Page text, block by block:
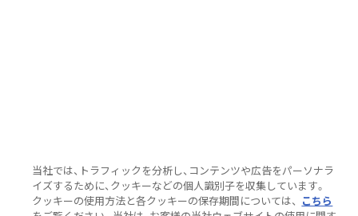
当社では、トラフィックを分析し、コンテンツや広告をパーソナラ
イズするために、クッキーなどの個人識別子を収集しています。
クッキーの使用方法と各クッキーの保存期間については、
こちら